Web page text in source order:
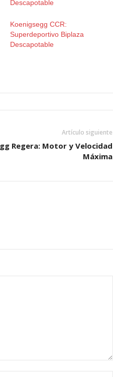
Koenigsegg CCR:
Superdeportivo Biplaza
Descapotable
Artículo siguiente
Regera: Motor y Velocidad
Máxima